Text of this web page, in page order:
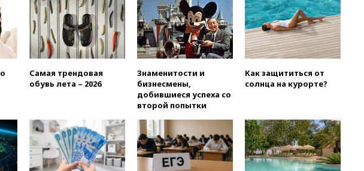
вчера, 20:15Минтранс
предложил оплачивать
защиту дорог от БПЛА из
средств на ремонт
вчера, 20:00Зеленский 8
официальным визитом
вчера, 19:58
отмене ЕГЭ
вчера, 19:50Аэропорты Сочи и
Ярославля приостановили
работу
Самая трендовая
обувь лета – 2026
Знаменитости и
бизнесмены,
добившиеся успеха со
второй попытки
Как защититься от
солнца на курорте?